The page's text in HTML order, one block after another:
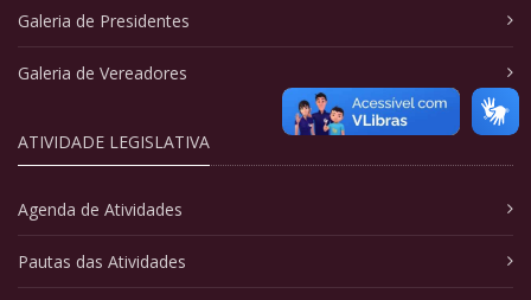
Galeria de Presidentes
Galeria de Vereadores
ATIVIDADE LEGISLATIVA
Agenda de Atividades
Pautas das Atividades